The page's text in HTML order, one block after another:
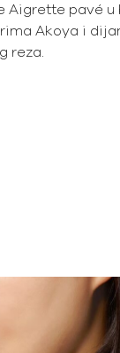
Aigrette pavé u
Akoya i
reza.